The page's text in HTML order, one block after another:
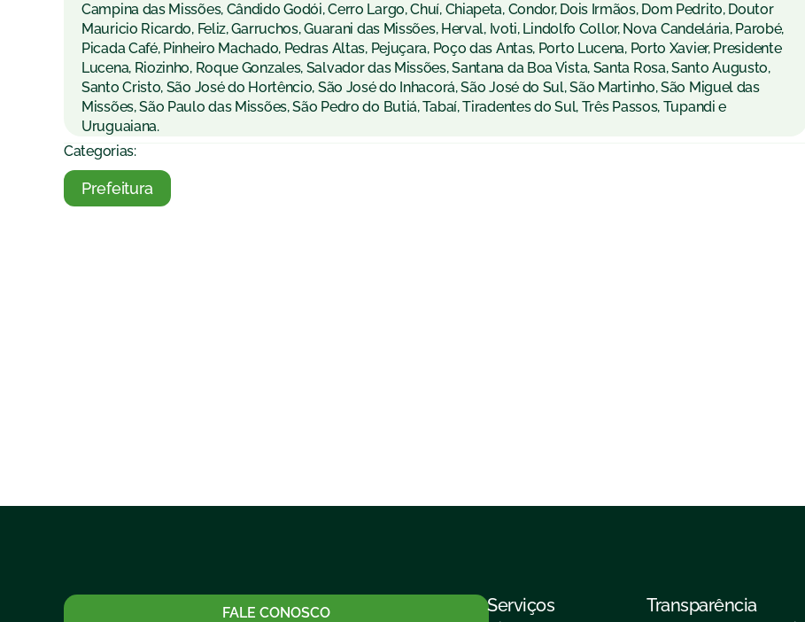
Campina das Missões, Cândido Godói, Cerro Largo, Chuí, Chiapeta, Condor, Dois Irmãos, Dom Pedrito, Doutor
Mauricio Ricardo, Feliz, Garruchos, Guarani das Missões, Herval, Ivoti, Lindolfo Collor, Nova Candelária, Parobé,
Picada Café, Pinheiro Machado, Pedras Altas, Pejuçara, Poço das Antas, Porto Lucena, Porto Xavier, Presidente
Lucena, Riozinho, Roque Gonzales, Salvador das Missões, Santana da Boa Vista, Santa Rosa, Santo Augusto,
Santo Cristo, São José do Hortêncio, São José do Inhacorá, São José do Sul, São Martinho, São Miguel das
Missões, São Paulo das Missões, São Pedro do Butiá, Tabaí, Tiradentes do Sul, Três Passos, Tupandi e
Uruguaiana.
Categorias:
Prefeitura
FALE CONOSCO Serviços Transparência